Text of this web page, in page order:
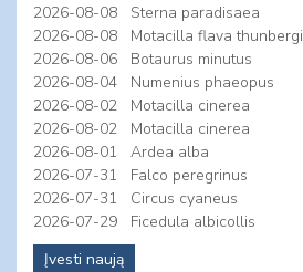
2026-08-08
Sterna paradisaea
2026-08-08
Motacilla flava thunbergi
2026-08-06
Botaurus minutus
2026-08-04
Numenius phaeopus
2026-08-02
Motacilla cinerea
2026-08-02
Motacilla cinerea
2026-08-01
Ardea alba
2026-07-31
Falco peregrinus
2026-07-31
Circus cyaneus
2026-07-29
Ficedula albicollis
Įvesti naują